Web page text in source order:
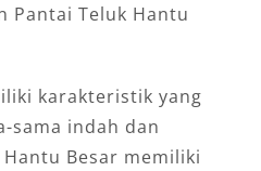
Pantai Teluk Hantu
karakteristik yang
sama indah dan
Besar memiliki